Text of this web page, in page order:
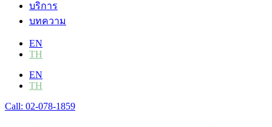
บริการ
บทความ
EN
TH
EN
TH
Call: 02-078-1859